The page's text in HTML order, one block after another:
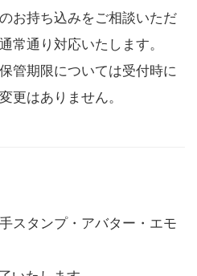
お持ち込みをご相談いただ
常通り対応いたします。
管期限については受付時に
更はありません。
スタンプ・アバター・エモ